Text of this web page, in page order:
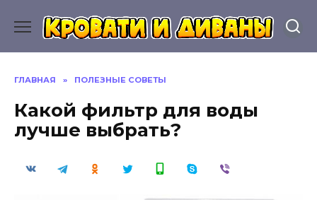
содержанию
ГЛАВНАЯ » ПОЛЕЗНЫЕ СОВЕТЫ
Какой фильтр для воды
лучше выбрать?